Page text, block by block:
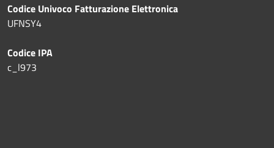
Codice Univoco Fatturazione Elettronica
UFNSY4
Codice IPA
c_l973